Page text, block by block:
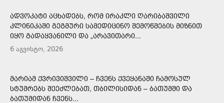
ᲐᲓᲕᲝᲙᲐᲢᲘ ᲐᲪᲮᲐᲓᲔᲑᲡ, ᲠᲝᲛ ᲘᲠᲐᲙᲚᲘ ᲦᲐᲠᲘᲑᲐᲨᲕᲘᲚᲘ
ᲙᲚᲘᲜᲘᲙᲐᲨᲘ ᲒᲔᲒᲛᲣᲠᲘ ᲡᲐᲛᲔᲓᲘᲪᲘᲜᲝ ᲨᲔᲛᲝᲬᲛᲔᲑᲘᲡ ᲛᲘᲖᲜᲘᲗ
ᲘᲧᲝ ᲒᲐᲓᲐᲧᲕᲐᲜᲘᲚᲘ ᲓᲐ „ᲐᲠᲐᲕᲘᲗᲐᲠᲘ...
6 აგვისტო, 2026
ᲛᲐᲠᲘᲐᲛ ᲥᲕᲠᲘᲕᲘᲨᲕᲘᲚᲘ – ᲩᲕᲔᲜᲡ ᲥᲕᲔᲧᲐᲜᲐᲨᲘ ᲩᲐᲛᲝᲡᲣᲚ
ᲡᲢᲣᲛᲠᲔᲑᲡ ᲨᲔᲔᲫᲚᲔᲑᲐᲗ, ᲗᲑᲘᲚᲘᲡᲘᲓᲐᲜ – ᲑᲐᲗᲣᲛᲨᲘ ᲓᲐ
ᲑᲐᲗᲣᲛᲘᲓᲐᲜ ᲩᲕᲔᲜᲡ...